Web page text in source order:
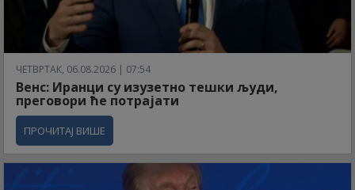
ЧЕТВРТАК, 06.08.2026 | 07:54
Венс: Иранци су изузетно тешки људи,
преговори ће потрајати
ПРОЧИТАЈ ВИШЕ